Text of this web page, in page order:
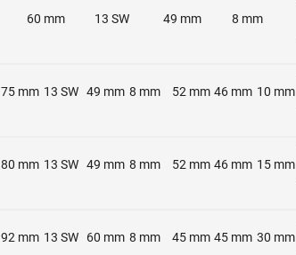
60 mm 13 SW 49 mm 8 mm
75 mm 13 SW 49 mm 8 mm 52 mm 46 mm 10 mm
80 mm 13 SW 49 mm 8 mm 52 mm 46 mm 15 mm
92 mm 13 SW 60 mm 8 mm 45 mm 45 mm 30 mm